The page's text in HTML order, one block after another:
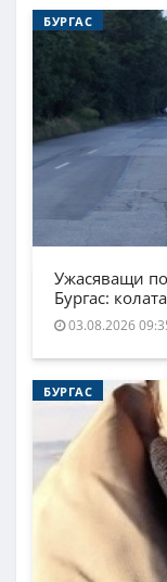
БУРГАС
Ужасяващи
Бургас:
03.08.2026
БУРГАС